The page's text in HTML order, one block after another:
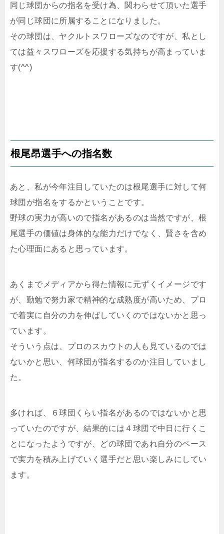
同じ球団からの指名を受け為、関わらせて頂いた選手
が同じ球団に所属することになりました。
その球団は、ヤクルトスワローズなのですが、私とし
ては益々スワローズを応援する気持ちが高まっていま
す(^^)
根尾昂選手への指名数
あと、私が今年注目していたのは根尾選手に対して何
球団が指名をするかということです。
野球の実力が高いので指名があるのは当然ですが、根
尾選手の価値は身体的な能力だけでなく、賢さを含め
た心理面にあると思っています。
あくまでメディアから得た情報に元ずくイメージです
が、勤勉で努力家で精神的な成熟度が高いため、プロ
で着実に自分の力を伸ばしていくのではないかと思っ
ています。
そういう点は、プロのスカウトの人も見ているのでは
ないかと思い、何球団が指名するのか注目していまし
た。
多ければ、６球団くらい指名があるのではないかと思
っていたのですが、結果的には４球団で中日に行くこ
とになったようですが、どの球団であれ自分のペース
で実力を積み上げていく選手だと思い楽しみにしてい
ます。